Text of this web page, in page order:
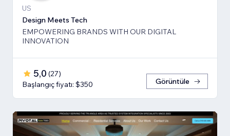
US
Design Meets Tech
EMPOWERING BRANDS WITH OUR DIGITAL
INNOVATION
5,0 (27)
Başlangıç fiyatı: $350
Görüntüle